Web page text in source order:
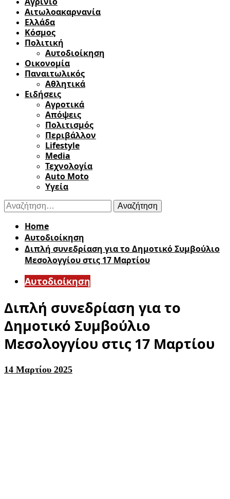
Αιτωλοακαρνανία
Ελλάδα
Κόσμος
Πολιτική
Αυτοδιοίκηση
Οικονομία
Παναιτωλικός
Αθλητικά
Ειδήσεις
Αγροτικά
Απόψεις
Πολιτισμός
Περιβάλλον
Lifestyle
Media
Τεχνολογία
Auto Moto
Υγεία
Αναζήτηση
για:
Home
Αυτοδιοίκηση
Διπλή συνεδρίαση για το Δημοτικό Συμβούλιο
Μεσολογγίου στις 17 Μαρτίου
Αυτοδιοίκηση
Διπλή συνεδρίαση για το
Δημοτικό Συμβούλιο
Μεσολογγίου στις 17 Μαρτίου
14 Μαρτίου 2025